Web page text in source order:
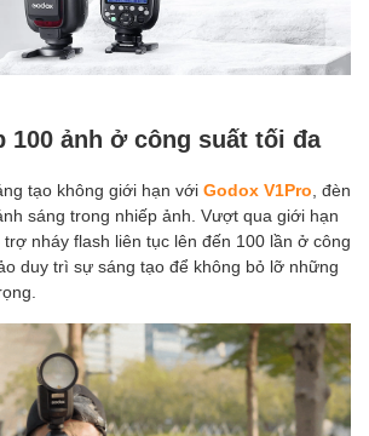
100 ảnh ở công suất tối đa
tạo không giới hạn với Godox V1Pro , đèn
sáng trong nhiếp ảnh. Vượt qua giới hạn
nháy flash liên tục lên đến 100 lần ở công
duy trì sự sáng tạo để không bỏ lỡ những